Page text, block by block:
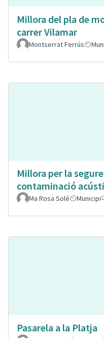
Millora del pla de
carrer Vilamar
Montserrat Ferrús
Millora per la
contaminació
Ma Rosa Solé Municipi
Pasarela a la Platja